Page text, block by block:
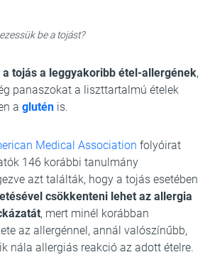
be a tojást?
a tojás a leggyakoribb étel-allergének,
panaszokat a liszttartalmú ételek
a glutén is.
Medical Association folyóirat
146 korábbi tanulmány
azt találták, hogy a tojás esetében
csökkenteni lehet az allergia
, mert minél korábban
az allergénnel, annál valószínűbb,
nála allergiás reakció az adott ételre.